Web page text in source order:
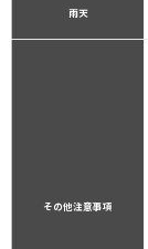
雨天
その他注意事項